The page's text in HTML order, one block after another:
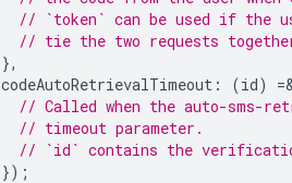
// `token` can be used if the
// tie the two requests
},
codeAutoRetrievalTimeout : (id)
// Called when the auto-sms-
// timeout parameter.
// `id` contains the
});